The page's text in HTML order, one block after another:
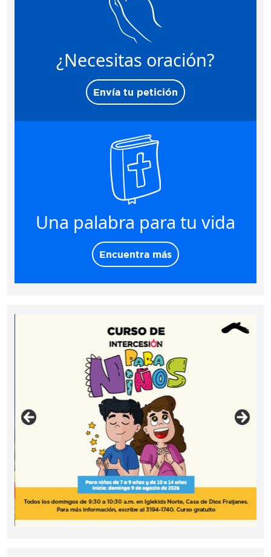
¿Necesitas oración?
Envía tu petición
Una palabra para tu vida
Encuentra más